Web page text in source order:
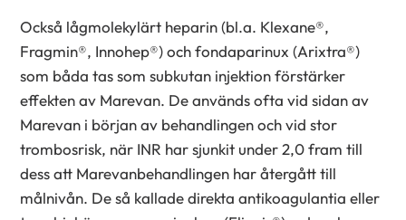
Också lågmolekylärt heparin (bl.a. Klexane®,
Fragmin®, Innohep®) och fondaparinux (Arixtra®)
som båda tas som subkutan injektion förstärker
effekten av Marevan. De används ofta vid sidan av
Marevan i början av behandlingen och vid stor
trombosrisk, när INR har sjunkit under 2,0 fram till
dess att Marevanbehandlingen har återgått till
målnivån. De så kallade direkta antikoagulantia eller